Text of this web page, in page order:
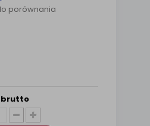
porównania
brutto